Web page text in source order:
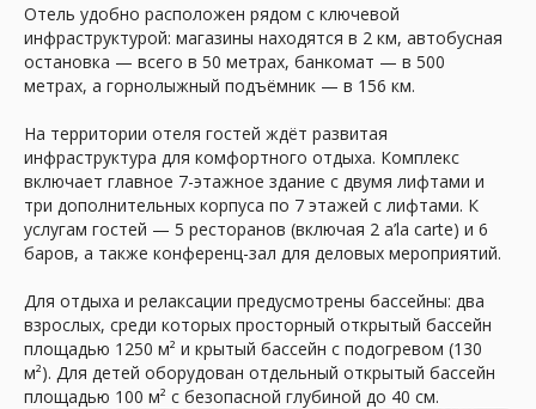
Отель удобно расположен рядом с ключевой
инфраструктурой: магазины находятся в 2 км, автобусная
остановка — всего в 50 метрах, банкомат — в 500
метрах, а горнолыжный подъёмник — в 156 км.
На территории отеля гостей ждёт развитая
инфраструктура для комфортного отдыха. Комплекс
включает главное 7-этажное здание с двумя лифтами и
три дополнительных корпуса по 7 этажей с лифтами. К
услугам гостей — 5 ресторанов (включая 2 a’la carte) и 6
баров, а также конференц-зал для деловых мероприятий.
Для отдыха и релаксации предусмотрены бассейны: два
взрослых, среди которых просторный открытый бассейн
площадью 1250 м² и крытый бассейн с подогревом (130
м²). Для детей оборудован отдельный открытый бассейн
площадью 100 м² с безопасной глубиной до 40 см.